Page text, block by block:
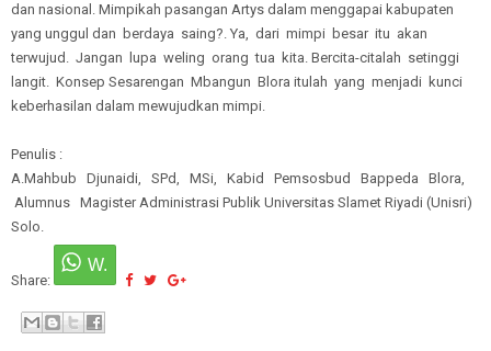
dan nasional. Mimpikah pasangan Artys dalam menggapai kabupaten
yang unggul dan berdaya saing?. Ya, dari mimpi besar itu akan
terwujud. Jangan lupa weling orang tua kita. Bercita-citalah setinggi
langit. Konsep Sesarengan Mbangun Blora itulah yang menjadi kunci
keberhasilan dalam mewujudkan mimpi.
Penulis :
A.Mahbub Djunaidi, SPd, MSi, Kabid Pemsosbud Bappeda Blora,
Alumnus Magister Administrasi Publik Universitas Slamet Riyadi (Unisri)
Solo.
Share: